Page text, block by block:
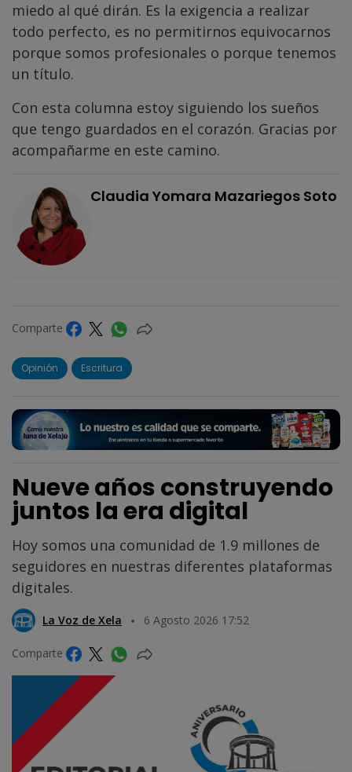
miedo al qué dirán. Es la exigencia a realizar
todo perfecto, es no permitirnos equivocarnos
porque somos profesionales o porque tenemos
un título.
Con esta columna estoy siguiendo los sueños
que tengo guardados en el corazón. Gracias por
acompañarme en este camino.
Claudia Yomara Mazariegos Soto
Comparte
Opinión Escritura
Nueve años construyendo
juntos la era digital
Hoy somos una comunidad de 1.9 millones de
seguidores en nuestras diferentes plataformas
digitales.
La Voz de Xela 6 Agosto 2026 17:52
Comparte